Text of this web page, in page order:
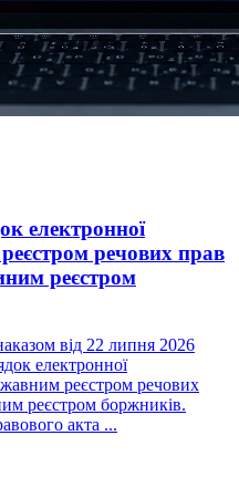
електронної
речових прав
реєстром
від 22 липня 2026
електронної
реєстром речових
реєстром боржників.
акта ...